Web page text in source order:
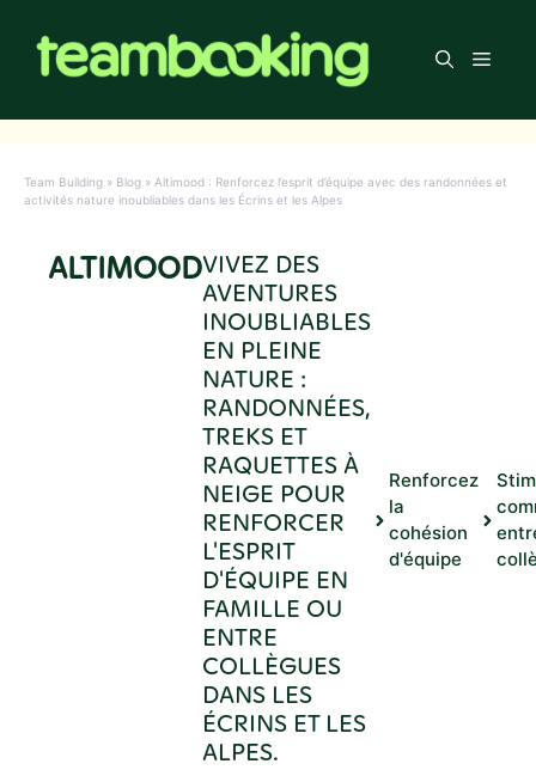
contenu
Menu
Team Building » Blog » Altimood : Renforcez l’esprit d’équipe avec des randonnées et
activités nature inoubliables dans les Écrins et les Alpes
ALTIMOODVIVEZ DES
AVENTURES
INOUBLIABLES
EN PLEINE
NATURE :
RANDONNÉES,
TREKS ET
RAQUETTES À
NEIGE POUR
RENFORCER
L'ESPRIT
D'ÉQUIPE EN
FAMILLE OU
ENTRE
COLLÈGUES
DANS LES
ÉCRINS ET LES
ALPES.
Renforcez
la
cohésion
d'équipe